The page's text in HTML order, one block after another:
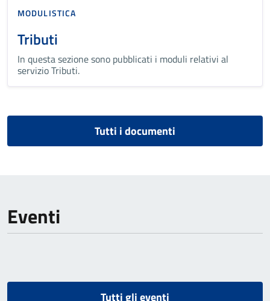
MODULISTICA
Tributi
In questa sezione sono pubblicati i moduli relativi al
servizio Tributi.
Tutti i documenti
Eventi
Tutti gli eventi